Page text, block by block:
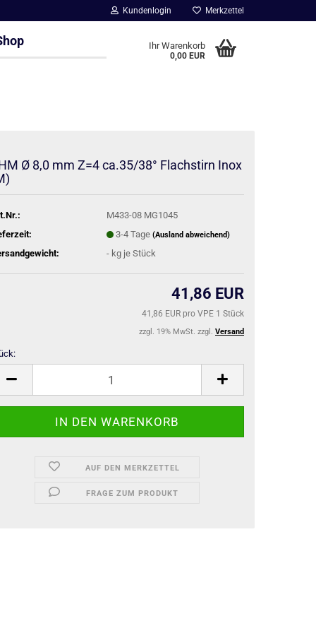
Kundenlogin Merkzettel
Ihr Warenkorb
0,00 EUR
Ø 8,0 mm Z=4 ca.35/38° Flachstirn Inox
M433-08 MG1045
3-4 Tage (Ausland abweichend)
- kg je Stück
41,86 EUR
41,86 EUR pro VPE 1 Stück
zzgl. 19% MwSt. zzgl. Versand
AUF DEN MERKZETTEL
FRAGE ZUM PRODUKT